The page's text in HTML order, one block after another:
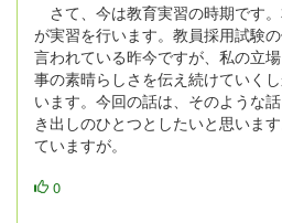
さて、今は教育実習の時期です
が実習を行います。教員採用試験
言われている昨今ですが、私の立
事の素晴らしさを伝え続けていく
います。今回の話は、そのような
き出しのひとつとしたいと思いま
ていますが。
0